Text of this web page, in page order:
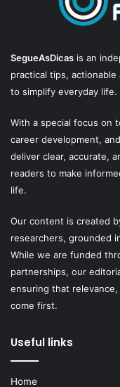
SegueAsDicas is an
practical tips,
to simplify everyday life.
With a special focus on
career development,
deliver clear, accurate,
readers to make
life.
Our content is created
researchers, grounded
While we are funded
partnerships, our
ensuring that
come first.
Useful links
Home